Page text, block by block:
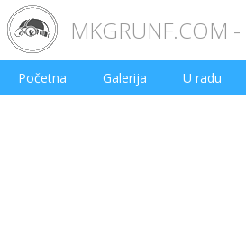
MKGRUNF.COM -
Početna Galerija U radu